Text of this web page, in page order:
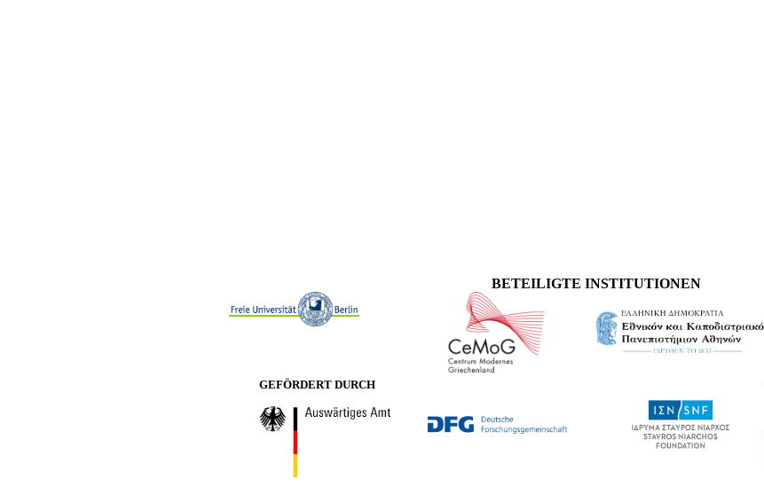
BETEILIGTE INSTITUTIONEN
GEFÖRDERT DURCH